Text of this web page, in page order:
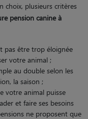
choix, plusieurs critères
pension canine à
pas être trop éloignée
votre animal ;
au double selon les
la saison ;
votre animal puisse
et faire ses besoins
ne proposent que